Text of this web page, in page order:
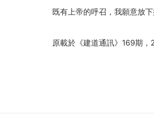
既有上帝的呼召，我願意放
原載於《建道通訊》169期，